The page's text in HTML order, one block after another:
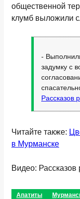
общественной
клумб выложили
-
задумку с
Рассказов
Читайте также:
в Мурманске
Видео: Рассказов
Апатиты